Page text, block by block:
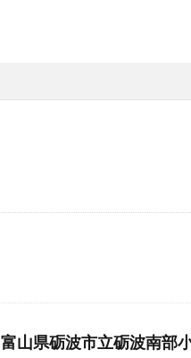
富山県砺波市立砺波南部